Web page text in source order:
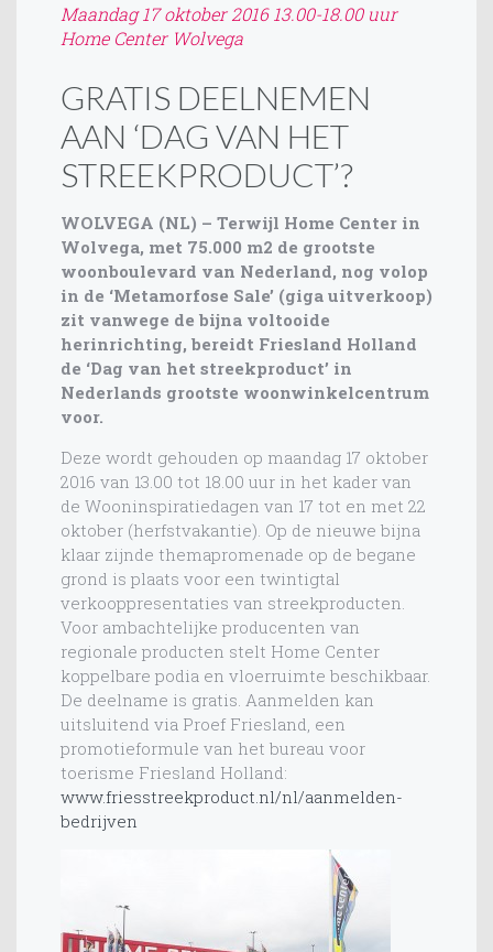
Maandag 17 oktober 2016 13.00-18.00 uur
Home Center Wolvega
GRATIS DEELNEMEN
AAN ‘DAG VAN HET
STREEKPRODUCT’?
WOLVEGA (NL) – Terwijl Home Center in
Wolvega, met 75.000 m2 de grootste
woonboulevard van Nederland, nog volop
in de ‘Metamorfose Sale’ (giga uitverkoop)
zit vanwege de bijna voltooide
herinrichting, bereidt Friesland Holland
de ‘Dag van het streekproduct’ in
Nederlands grootste woonwinkelcentrum
voor.
Deze wordt gehouden op maandag 17 oktober
2016 van 13.00 tot 18.00 uur in het kader van
de Wooninspiratiedagen van 17 tot en met 22
oktober (herfstvakantie). Op de nieuwe bijna
klaar zijnde themapromenade op de begane
grond is plaats voor een twintigtal
verkooppresentaties van streekproducten.
Voor ambachtelijke producenten van
regionale producten stelt Home Center
koppelbare podia en vloerruimte beschikbaar.
De deelname is gratis. Aanmelden kan
uitsluitend via Proef Friesland, een
promotieformule van het bureau voor
toerisme Friesland Holland:
www.friesstreekproduct.nl/nl/aanmelden-
bedrijven